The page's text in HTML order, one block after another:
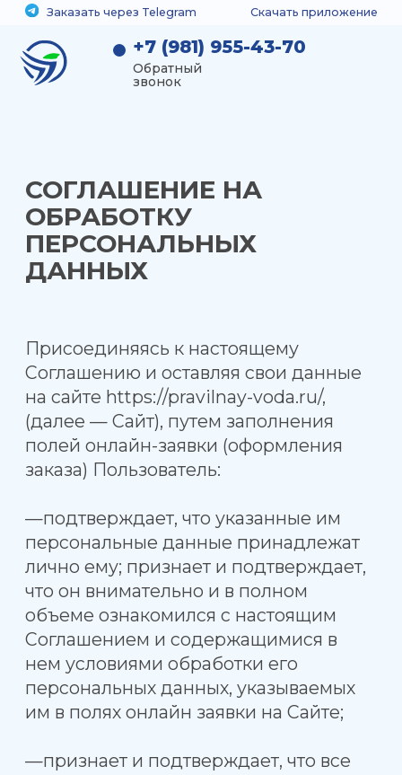
Заказать через Telegram Скачать приложение
Обратный звонок
Заказать через Telegram Скачать приложение
Обратный
звонок
Присоединяясь к настоящему
Соглашению и оставляя свои данные
на сайте https://pravilnay-voda.ru/,
—подтверждает, что указанные им
персональные данные принадлежат
лично ему; признает и подтверждает,
что он внимательно и в полном
объеме ознакомился с настоящим
Соглашением и содержащимися в
нем условиями обработки его
—признает и подтверждает, что все
положения настоящего Соглашения и
условия обработки его персональных
данных ему понятны;
—дает согласие на обработку Сайтом
предоставляемых персональных
данных в целях регистрации
Пользователя на Сайте;
—выражает согласие с условиями
ДАННЫХ